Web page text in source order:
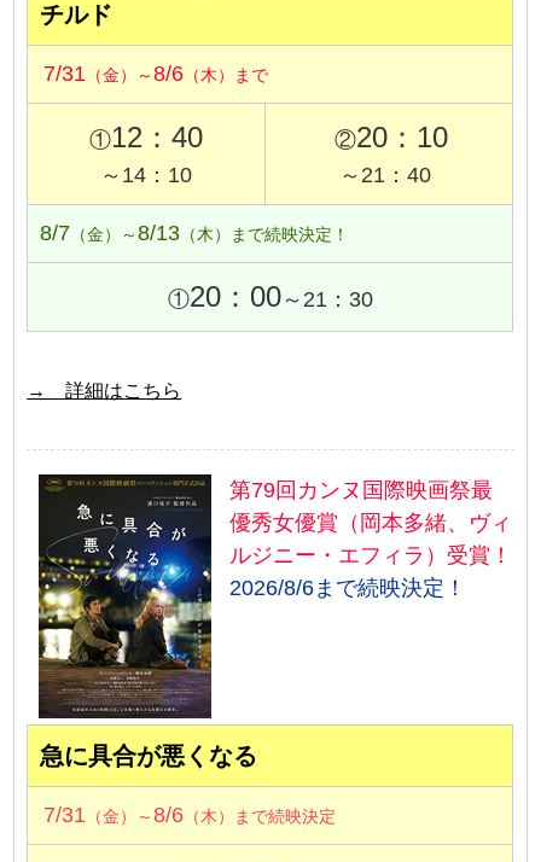
チルド
7/31 （金）～8/6 （木）まで
①12：40
～14：10
②20：10
～21：40
8/7 （金）～8/13 （木）まで続映決定！
①20：00～21：30
→ 詳細はこちら
第79回カンヌ国際映画祭最
優秀女優賞（岡本多緒、ヴィ
ルジニー・エフィラ）受賞！
2026/8/6まで続映決定！
急に具合が悪くなる
7/31 （金）～8/6 （木）まで続映決定